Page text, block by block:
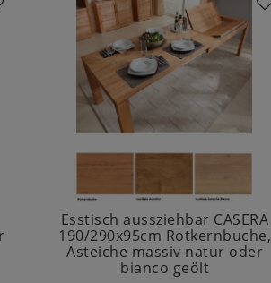
Esstisch aussziehbar CASERA
190/290x95cm Rotkernbuche,
Asteiche massiv natur oder
bianco geölt